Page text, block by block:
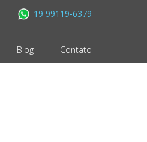
Blog Contato
19 99119-6379